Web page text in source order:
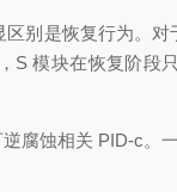
别是恢复行为。对
S 模块在恢复阶段
腐蚀相关 PID-c。